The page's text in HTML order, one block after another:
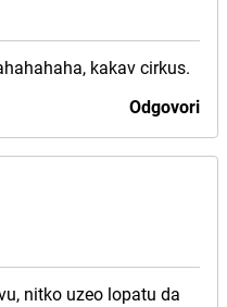
kakav cirkus.
Odgovori
nitko uzeo lopatu da